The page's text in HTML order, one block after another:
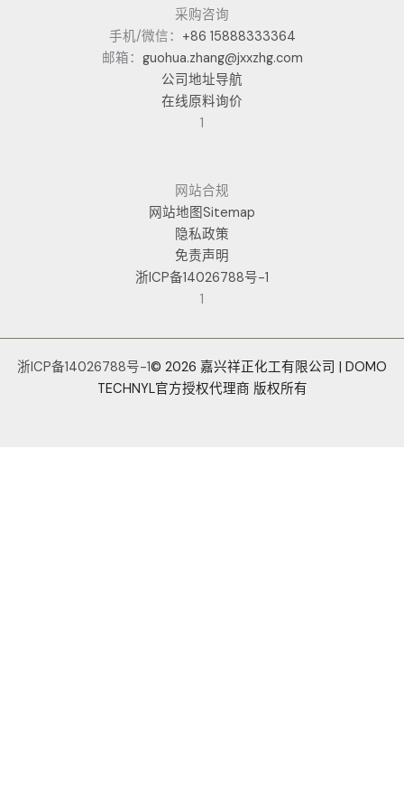
采购咨询
手机/微信： +86 15888333364
邮箱： guohua.zhang@jxxzhg.com
公司地址导航
在线原料询价
1
网站合规
网站地图Sitemap
隐私政策
免责声明
浙ICP备14026788号-1
1
浙ICP备14026788号-1© 2026 嘉兴祥正化工有限公司 | DOMO
TECHNYL官方授权代理商 版权所有